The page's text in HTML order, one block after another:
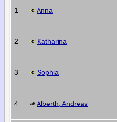
1 Anna
2 Katharina
3 Sophia
4 Alberth, Andreas